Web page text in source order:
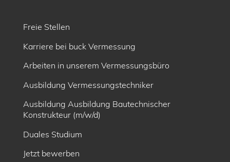
Freie Stellen
Karriere bei buck Vermessung
Arbeiten in unserem Vermessungsbüro
Ausbildung Vermessungstechniker
Ausbildung Ausbildung Bautechnischer
Konstrukteur (m/w/d)
Duales Studium
Jetzt bewerben